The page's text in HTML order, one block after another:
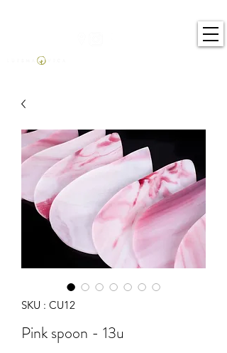
SKU : CU12
Pink spoon - 13u